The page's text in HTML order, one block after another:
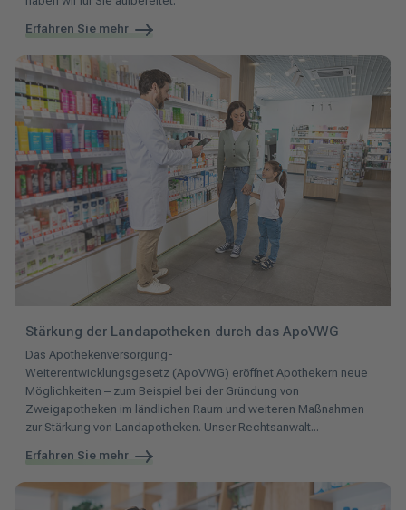
Erfahren Sie mehr
Stärkung der Landapotheken durch das ApoVWG
Das Apothekenversorgung-
Weiterentwicklungsgesetz (ApoVWG) eröffnet Apothekern neue
Möglichkeiten – zum Beispiel bei der Gründung von
Zweigapotheken im ländlichen Raum und weiteren Maßnahmen
zur Stärkung von Landapotheken. Unser Rechtsanwalt...
Erfahren Sie mehr